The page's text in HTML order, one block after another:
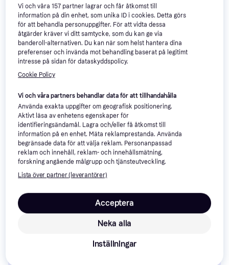
Creality K1, K1 Max, CR-M4-
Micro Swiss MK8 Coated
Nozzle 0.6 mm
120 kr144 kr
7 butiker
överväga innan du köper
Vi och våra157 partner lagrar och får åtkomst till
information på din enhet, som unika ID i cookies. Detta görs
för att behandla personuppgifter. För att vidta dessa
åtgärder kräver vi ditt samtycke, som du kan ge via
banderoll-alternativen. Du kan när som helst hantera dina
preferenser och invända mot behandling baserat på legitimt
intresse på sidan för dataskyddspolicy.
Cookie Policy
Vi och våra partners behandlar data för att tillhandahålla
Använda exakta uppgifter om geografisk positionering.
Aktivt läsa av enhetens egenskaper för
identifieringsändamål. Lagra och/eller få åtkomst till
information på en enhet. Mäta reklamprestanda. Använda
begränsade data för att välja reklam. Personanpassad
reklam och innehåll, reklam- och innehållsmätning,
forskning angående målgrupp och tjänsteutveckling.
Lista över partner (leverantörer)
Neka alla
Acceptera
Inställningar